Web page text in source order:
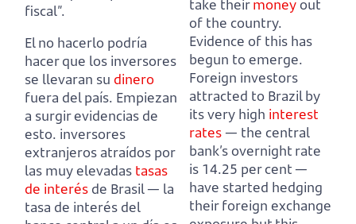
fiscal”.
El no hacerlo podría
hacer que los inversores
se llevaran su dinero
fuera del país. Empiezan
a surgir evidencias de
esto. inversores
extranjeros atraídos por
las muy elevadas tasas
de interés de Brasil — la
tasa de interés del
take theirmoneyout
of the country.
Evidence of this has
begun to emerge.
Foreign investors
attracted to Brazil by
its very high interest
rates — the central
bank’s overnight rate
is 14.25 per cent —
have started hedging
their foreign exchange